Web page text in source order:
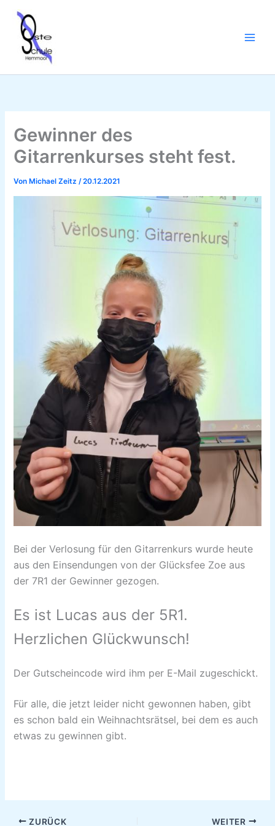
Inhalt
springen
Gewinner des
Gitarrenkurses steht fest.
Von Michael Zeitz/20.12.2021
Bei der Verlosung für den Gitarrenkurs wurde heute
aus den Einsendungen von der Glücksfee Zoe aus
der 7R1 der Gewinner gezogen.
Es ist Lucas aus der 5R1.
Herzlichen Glückwunsch!
Der Gutscheincode wird ihm per E-Mail zugeschickt.
Für alle, die jetzt leider nicht gewonnen haben, gibt
es schon bald ein Weihnachtsrätsel, bei dem es auch
etwas zu gewinnen gibt.
ZURÜCK WEITER